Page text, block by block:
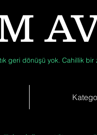
geri dönüşü yok. Cahillik